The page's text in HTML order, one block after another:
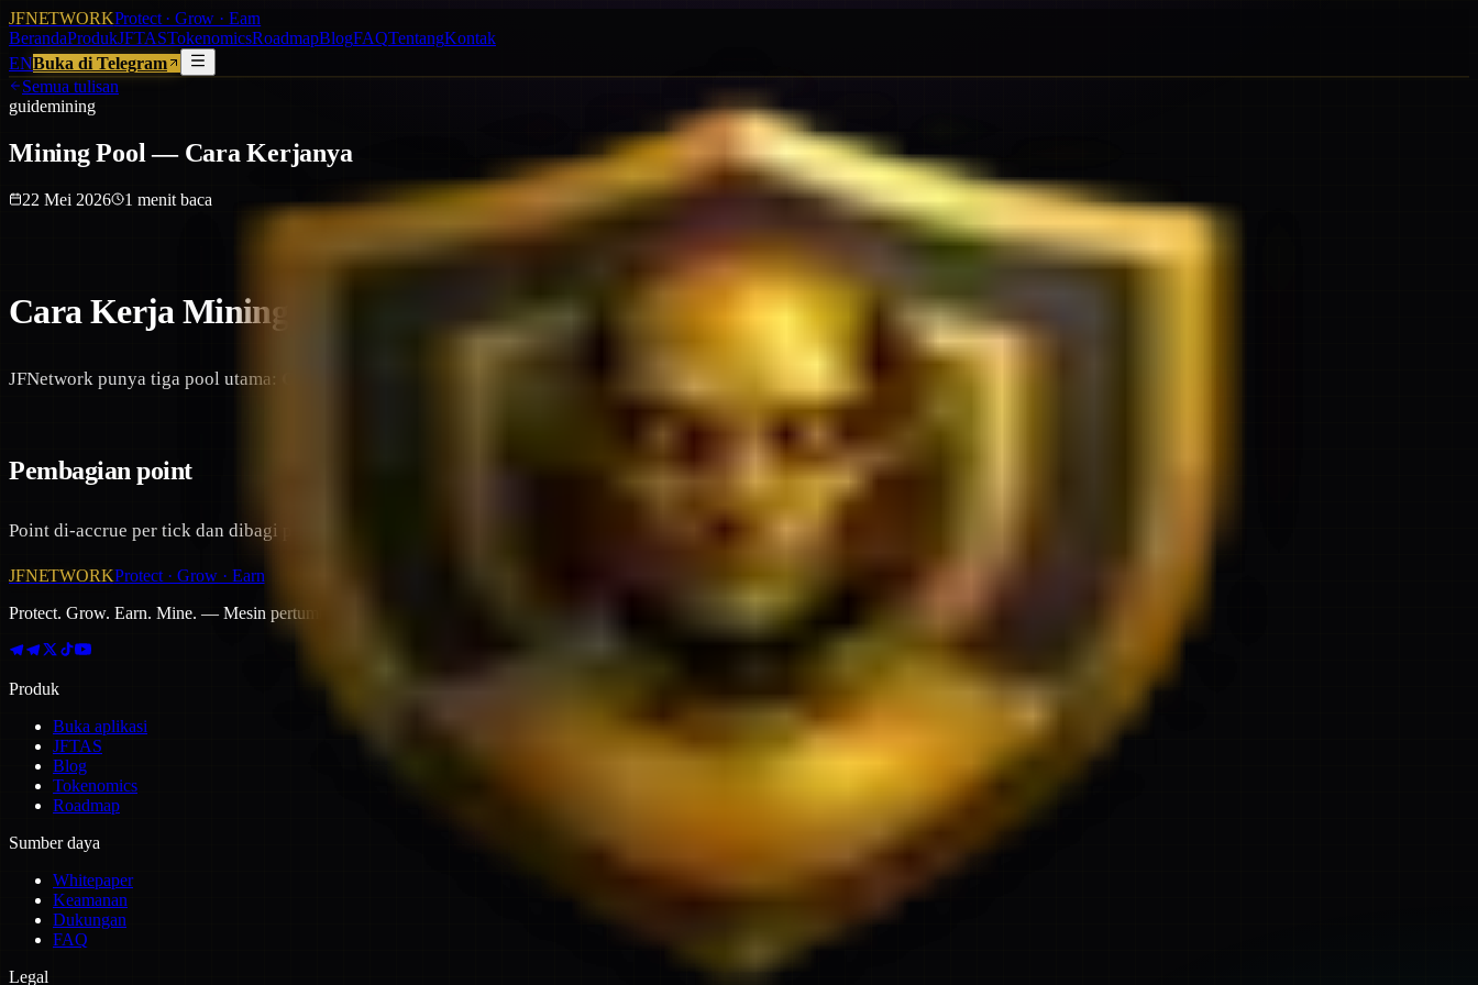
JFNETWORKProtect · Grow · Earn
BerandaProdukJFTASTokenomicsRoadmapBlogFAQTentangKontak
ENBuka di Telegram
Semua tulisan
guidemining
Mining Pool — Cara Kerjanya
22 Mei 2026 1 menit baca
Cara Kerja Mining Pool
JFNetwork punya tiga pool utama: . Setiap pool punya kapasitas dan rasio reward yang berbeda.
Pembagian point
Point di-accrue per tick dan dibagi proporsional ke setiap member aktif.
JFNETWORKProtect · Grow · Earn
Protect. Grow. Earn. Mine. — Mesin pertumbuhan komunitas modern.
Produk
Buka aplikasi
JFTAS
Blog
Tokenomics
Roadmap
Sumber daya
Whitepaper
Keamanan
Dukungan
FAQ
Legal